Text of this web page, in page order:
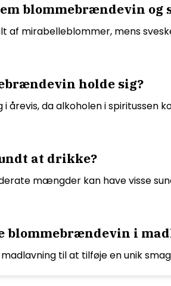
blommebrændevin og
af mirabelleblommer, mens
holde sig?
årevis, da alkoholen i spiritussen
at drikke?
mængder kan have visse
blommebrændevin i
til at tilføje en unik